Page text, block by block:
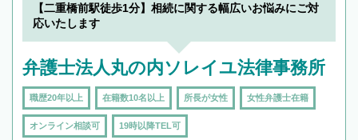
を加えて再検索
【二重橋前駅徒歩1分】相続に関する幅広いお悩みにご対
応いたします
弁護士法人丸の内ソレイユ法律事務所
職歴20年以上 在籍数10名以上 所長が女性 女性弁護士在籍
オンライン相談可 19時以降TEL可